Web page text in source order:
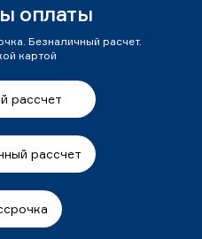
оплаты
Безналичный расчет.
картой
рассчет
рассчет